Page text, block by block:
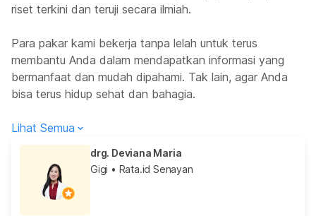
riset terkini dan teruji secara ilmiah.
Para pakar kami bekerja tanpa lelah untuk terus
membantu Anda dalam mendapatkan informasi yang
bermanfaat dan mudah dipahami. Tak lain, agar Anda
bisa terus hidup sehat dan bahagia.
Lihat Semua
drg. Deviana Maria
Gigi • Rata.id Senayan